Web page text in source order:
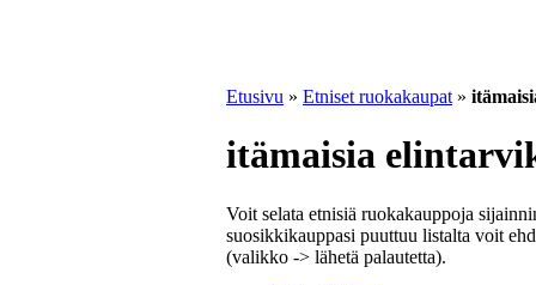
Etusivu » Etniset ruokakaupat »
itämaisia
Voit selata etnisiä ruokakauppoja
suosikkikauppasi puuttuu listalta voit
(valikko -> lähetä palautetta).